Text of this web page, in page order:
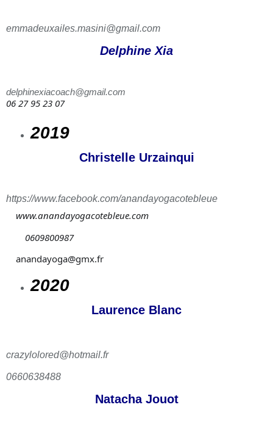
emmadeuxailes.masini@gmail.com
Delphine Xia
delphinexiacoach@gmail.com
06 27 95 23 07
2019
Christelle Urzainqui
https://www.facebook.com/anandayogacotebleue
www.anandayogacotebleue.com
0609800987
anandayoga@gmx.fr
2020
Laurence Blanc
crazylolored@hotmail.fr
0660638488
Natacha Jouot